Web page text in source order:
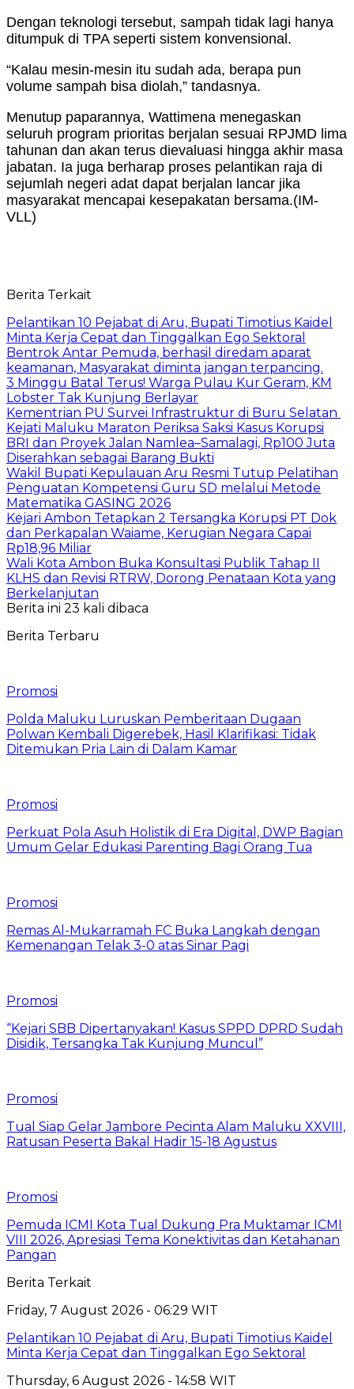
Dengan teknologi tersebut, sampah tidak lagi hanya
ditumpuk di TPA seperti sistem konvensional.
“Kalau mesin-mesin itu sudah ada, berapa pun
volume sampah bisa diolah,” tandasnya.
Menutup paparannya, Wattimena menegaskan
seluruh program prioritas berjalan sesuai RPJMD lima
tahunan dan akan terus dievaluasi hingga akhir masa
jabatan. Ia juga berharap proses pelantikan raja di
sejumlah negeri adat dapat berjalan lancar jika
masyarakat mencapai kesepakatan bersama.(IM-
VLL)
Berita Terkait
Pelantikan 10 Pejabat di Aru, Bupati Timotius Kaidel
Minta Kerja Cepat dan Tinggalkan Ego Sektoral
Bentrok Antar Pemuda, berhasil diredam aparat
keamanan, Masyarakat diminta jangan terpancing.
3 Minggu Batal Terus! Warga Pulau Kur Geram, KM
Lobster Tak Kunjung Berlayar
Kementrian PU Survei Infrastruktur di Buru Selatan
Kejati Maluku Maraton Periksa Saksi Kasus Korupsi
BRI dan Proyek Jalan Namlea–Samalagi, Rp100 Juta
Diserahkan sebagai Barang Bukti
Wakil Bupati Kepulauan Aru Resmi Tutup Pelatihan
Penguatan Kompetensi Guru SD melalui Metode
Matematika GASING 2026
Kejari Ambon Tetapkan 2 Tersangka Korupsi PT Dok
dan Perkapalan Waiame, Kerugian Negara Capai
Rp18,96 Miliar
Wali Kota Ambon Buka Konsultasi Publik Tahap II
KLHS dan Revisi RTRW, Dorong Penataan Kota yang
Berkelanjutan
Berita ini 23 kali dibaca
Berita Terbaru
Promosi
Polda Maluku Luruskan Pemberitaan Dugaan
Polwan Kembali Digerebek, Hasil Klarifikasi: Tidak
Ditemukan Pria Lain di Dalam Kamar
Promosi
Perkuat Pola Asuh Holistik di Era Digital, DWP Bagian
Umum Gelar Edukasi Parenting Bagi Orang Tua
Promosi
Remas Al-Mukarramah FC Buka Langkah dengan
Kemenangan Telak 3-0 atas Sinar Pagi
Promosi
“Kejari SBB Dipertanyakan! Kasus SPPD DPRD Sudah
Disidik, Tersangka Tak Kunjung Muncul”
Promosi
Tual Siap Gelar Jambore Pecinta Alam Maluku XXVIII,
Ratusan Peserta Bakal Hadir 15-18 Agustus
Promosi
Pemuda ICMI Kota Tual Dukung Pra Muktamar ICMI
VIII 2026, Apresiasi Tema Konektivitas dan Ketahanan
Pangan
Berita Terkait
Friday, 7 August 2026 - 06:29 WIT
Pelantikan 10 Pejabat di Aru, Bupati Timotius Kaidel
Minta Kerja Cepat dan Tinggalkan Ego Sektoral
Thursday, 6 August 2026 - 14:58 WIT